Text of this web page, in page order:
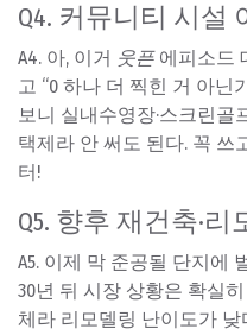
Q4. 커뮤니티 시설
A4. 아, 이거 웃픈에피소드
고 “0 하나 더 찍힌 거 아닌
보니 실내수영장·스크린골
택제라 안 써도 된다. 꼭 쓰
터!
Q5. 향후 재건축·
A5. 이제 막 준공될 단지에
30년 뒤 시장 상황은 확실
체라 리모델링 난이도가